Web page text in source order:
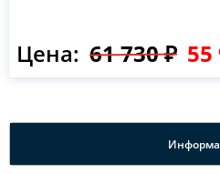
Цена: 61 730 ₽ 55